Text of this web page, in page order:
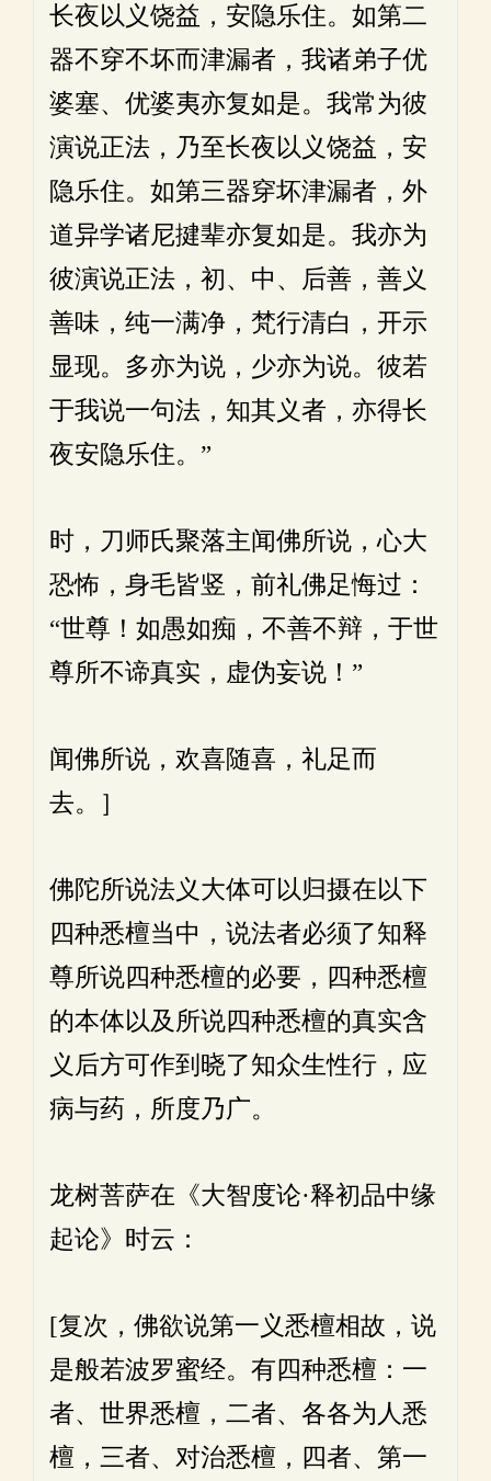
长夜以义饶益，安隐乐住。如第二
器不穿不坏而津漏者，我诸弟子优
婆塞、优婆夷亦复如是。我常为彼
演说正法，乃至长夜以义饶益，安
隐乐住。如第三器穿坏津漏者，外
道异学诸尼揵辈亦复如是。我亦为
彼演说正法，初、中、后善，善义
善味，纯一满净，梵行清白，开示
显现。多亦为说，少亦为说。彼若
于我说一句法，知其义者，亦得长
夜安隐乐住。”
时，刀师氏聚落主闻佛所说，心大
恐怖，身毛皆竖，前礼佛足悔过：
“世尊！如愚如痴，不善不辩，于世
尊所不谛真实，虚伪妄说！”
闻佛所说，欢喜随喜，礼足而
去。］
佛陀所说法义大体可以归摄在以下
四种悉檀当中，说法者必须了知释
尊所说四种悉檀的必要，四种悉檀
的本体以及所说四种悉檀的真实含
义后方可作到晓了知众生性行，应
病与药，所度乃广。
龙树菩萨在《大智度论·释初品中缘
起论》时云：
[复次，佛欲说第一义悉檀相故，说
是般若波罗蜜经。有四种悉檀：一
者、世界悉檀，二者、各各为人悉
檀，三者、对治悉檀，四者、第一